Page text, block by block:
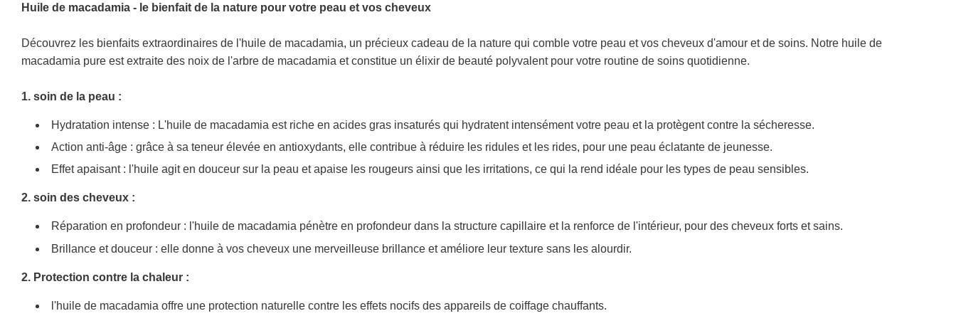
.
.
Huile de macadamia - le bienfait de la nature pour votre peau et vos cheveux
Découvrez les bienfaits extraordinaires de l'huile de macadamia, un précieux cadeau de la nature qui comble votre peau et vos cheveux d'amour et de soins. Notre huile de
macadamia pure est extraite des noix de l'arbre de macadamia et constitue un élixir de beauté polyvalent pour votre routine de soins quotidienne.
1. soin de la peau :
Hydratation intense : L'huile de macadamia est riche en acides gras insaturés qui hydratent intensément votre peau et la protègent contre la sécheresse.
Action anti-âge : grâce à sa teneur élevée en antioxydants, elle contribue à réduire les ridules et les rides, pour une peau éclatante de jeunesse.
Effet apaisant : l'huile agit en douceur sur la peau et apaise les rougeurs ainsi que les irritations, ce qui la rend idéale pour les types de peau sensibles.
2. soin des cheveux :
Réparation en profondeur : l'huile de macadamia pénètre en profondeur dans la structure capillaire et la renforce de l'intérieur, pour des cheveux forts et sains.
Brillance et douceur : elle donne à vos cheveux une merveilleuse brillance et améliore leur texture sans les alourdir.
2. Protection contre la chaleur :
l'huile de macadamia offre une protection naturelle contre les effets nocifs des appareils de coiffage chauffants.